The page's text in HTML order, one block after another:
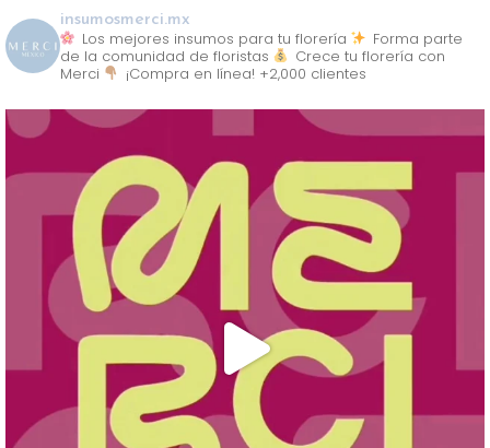
insumosmerci.mx
Los mejores insumos para tu florería
Forma parte
de la comunidad de floristas
Crece tu florería con
Merci
¡Compra en línea! +2,000 clientes